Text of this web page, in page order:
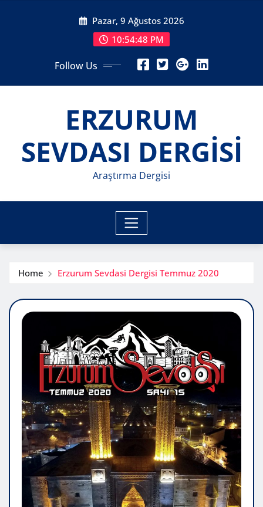
Pazar, 9 Ağustos 2026
10:54:50 PM
Follow Us
ERZURUM
SEVDASI DERGİSİ
Araştırma Dergisi
Home Erzurum Sevdasi Dergisi Temmuz 2020